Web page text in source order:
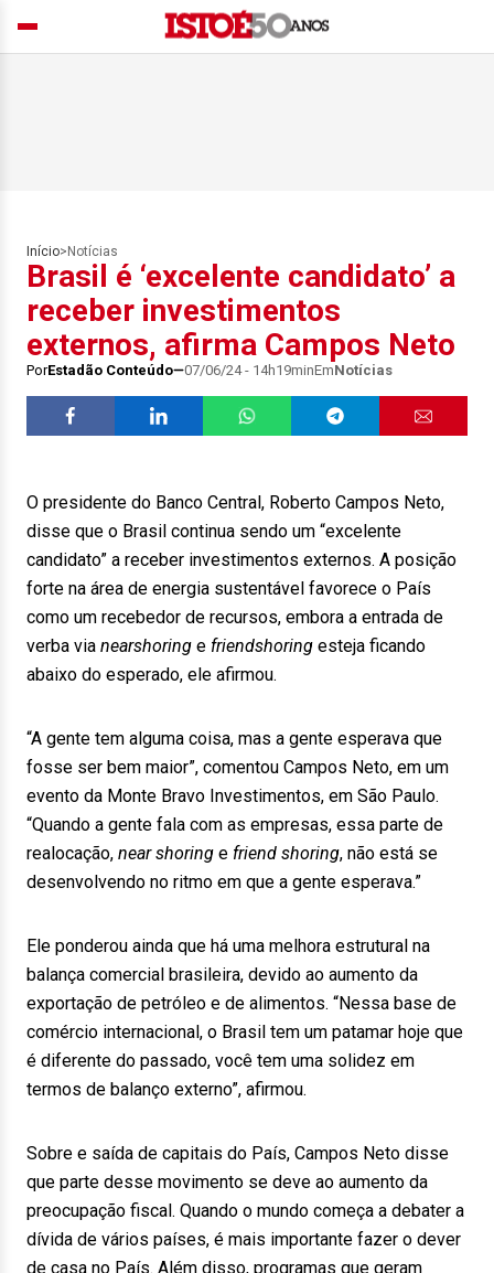
Início> Notícias
Brasil é ‘excelente candidato’ a
receber investimentos
externos, afirma Campos Neto
PorEstadão Conteúdo 07/06/24 - 14h19minEmNotícias
O presidente do Banco Central, Roberto Campos Neto,
disse que o Brasil continua sendo um “excelente
candidato” a receber investimentos externos. A posição
forte na área de energia sustentável favorece o País
como um recebedor de recursos, embora a entrada de
verba via nearshoring e friendshoring esteja ficando
abaixo do esperado, ele afirmou.
“A gente tem alguma coisa, mas a gente esperava que
fosse ser bem maior”, comentou Campos Neto, em um
evento da Monte Bravo Investimentos, em São Paulo.
“Quando a gente fala com as empresas, essa parte de
realocação, near shoring e friend shoring, não está se
desenvolvendo no ritmo em que a gente esperava.”
Ele ponderou ainda que há uma melhora estrutural na
balança comercial brasileira, devido ao aumento da
exportação de petróleo e de alimentos. “Nessa base de
comércio internacional, o Brasil tem um patamar hoje que
é diferente do passado, você tem uma solidez em
termos de balanço externo”, afirmou.
Sobre e saída de capitais do País, Campos Neto disse
que parte desse movimento se deve ao aumento da
preocupação fiscal. Quando o mundo começa a debater a
dívida de vários países, é mais importante fazer o dever
de casa no País. Além disso, programas que geram